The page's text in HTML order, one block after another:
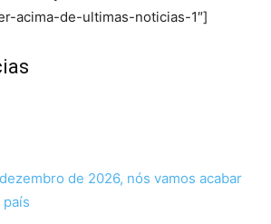
acima-de-ultimas-noticias-1″]